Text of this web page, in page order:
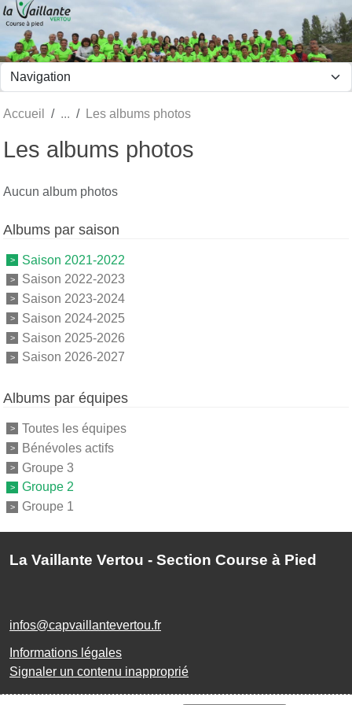
Accueil Les albums photos
Les albums photos
Aucun album photos
Albums par saison
Saison 2021-2022
Saison 2022-2023
Saison 2023-2024
Saison 2024-2025
Saison 2025-2026
Saison 2026-2027
Albums par équipes
Toutes les équipes
Bénévoles actifs
Groupe 3
Groupe 2
Groupe 1
La Vaillante Vertou - Section Course à Pied
infos@capvaillantevertou.fr
Informations légales
Signaler un contenu inapproprié
Panneau de gestion des cookies